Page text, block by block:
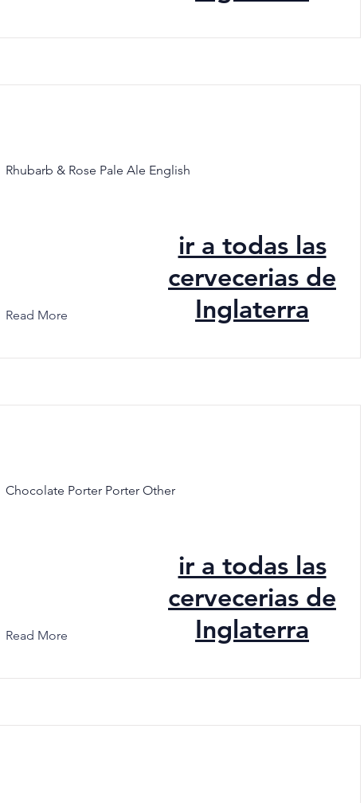
Rhubarb & Rose Pale Ale English
Read More
ir a todas las
cervecerias de
Inglaterra
Chocolate Porter Porter Other
Read More
ir a todas las
cervecerias de
Inglaterra